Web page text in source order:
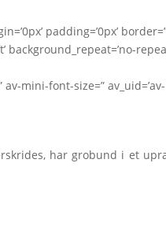
padding=’0px’
background_repeat=’no-
mini-font-size=” av_uid=’av-
har grobund i et